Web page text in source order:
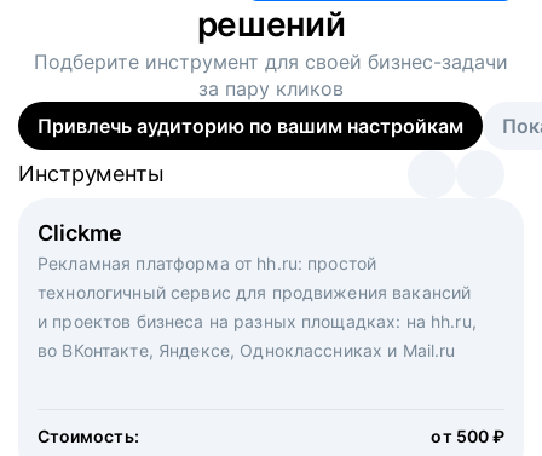
решений
Подберите инструмент для своей бизнес-задачи
за пару кликов
Привлечь аудиторию по вашим настройкам
Clickme
Рекламная платформа от hh.ru: простой
технологичный сервис для продвижения вакансий
и проектов бизнеса на разных площадках: на hh.ru,
во ВКонтакте, Яндексе, Одноклассниках и Mail.ru
Стоимость: от 500 ₽
Инструменты
Вакансия дня
Рекламный формат для вакансий на главной странице
hh.ru. Увеличивает количество откликов
Инструменты
Массовый подбор под ключ. Решите, сколько
кандидатов и когда вам нужно, и за дело возьмутся
маркетологи, рекрутеры и проектные менеджеры
hh.ru с целым набором digital-инструментов
Инструменты